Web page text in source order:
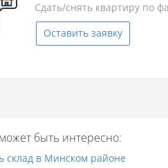
Сдать/снять квартиру по
Оставить заявку
быть интересно:
склад в Минском районе